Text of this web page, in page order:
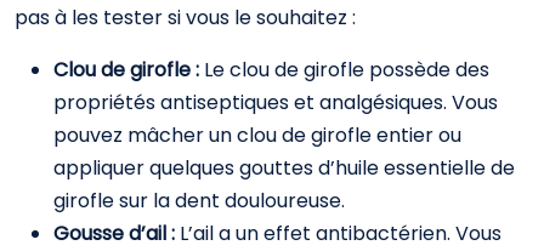
pas à les tester si vous le souhaitez :
Clou de girofle : Le clou de girofle possède des
propriétés antiseptiques et analgésiques. Vous
pouvez mâcher un clou de girofle entier ou
appliquer quelques gouttes d’huile essentielle de
girofle sur la dent douloureuse.
Gousse d’ail : L’ail a un effet antibactérien. Vous